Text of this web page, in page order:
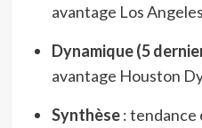
avantage Los
Dynamique (5
avantage Houston
Synthèse: tendance